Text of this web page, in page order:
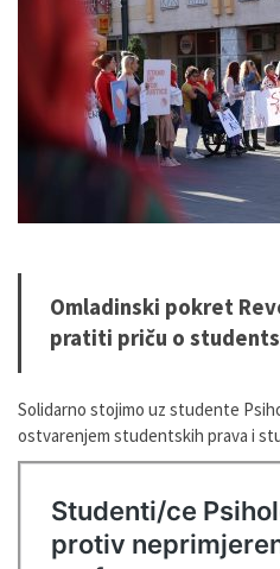
Omladinski pokret
pratiti priču o
Solidarno stojimo uz studente
ostvarenjem studentskih prava i